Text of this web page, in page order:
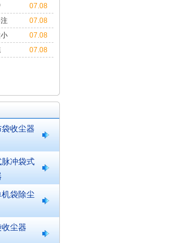
07.08
07.08
07.08
07.08
袋收尘器
冲袋式
袋除尘
收尘器